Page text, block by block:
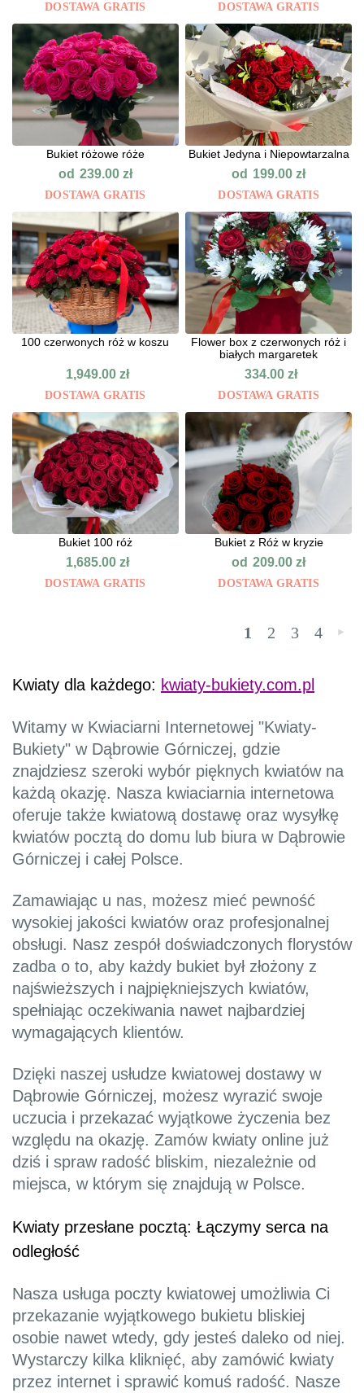
DOSTAWA GRATIS DOSTAWA GRATIS
Bukiet różowe róże
od 239.00 zł
DOSTAWA GRATIS
Bukiet Jedyna i Niepowtarzalna
od 199.00zł
DOSTAWA GRATIS
100 czerwonych róż w koszu
1,949.00zł
DOSTAWA GRATIS
Flower box z czerwonych róż i
białych margaretek
334.00zł
DOSTAWA GRATIS
Bukiet 100 róż
1,685.00zł
DOSTAWA GRATIS
Bukiet z Róż w kryzie
od 209.00zł
DOSTAWA GRATIS
1 2 3 4 »
Kwiaty dla każdego: kwiaty-bukiety.com.pl
Witamy w Kwiaciarni Internetowej "Kwiaty-
Bukiety" w Dąbrowie Górniczej, gdzie
znajdziesz szeroki wybór pięknych kwiatów na
każdą okazję. Nasza kwiaciarnia internetowa
oferuje także kwiatową dostawę oraz wysyłkę
kwiatów pocztą do domu lub biura w Dąbrowie
Górniczej i całej Polsce.
Zamawiając u nas, możesz mieć pewność
wysokiej jakości kwiatów oraz profesjonalnej
obsługi. Nasz zespół doświadczonych florystów
zadba o to, aby każdy bukiet był złożony z
najświeższych i najpiękniejszych kwiatów,
spełniając oczekiwania nawet najbardziej
wymagających klientów.
Dzięki naszej usłudze kwiatowej dostawy w
Dąbrowie Górniczej, możesz wyrazić swoje
uczucia i przekazać wyjątkowe życzenia bez
względu na okazję. Zamów kwiaty online już
dziś i spraw radość bliskim, niezależnie od
miejsca, w którym się znajdują w Polsce.
Kwiaty przesłane pocztą: Łączymy serca na
odległość
Nasza usługa poczty kwiatowej umożliwia Ci
przekazanie wyjątkowego bukietu bliskiej
osobie nawet wtedy, gdy jesteś daleko od niej.
Wystarczy kilka kliknięć, aby zamówić kwiaty
przez internet i sprawić komuś radość. Nasze